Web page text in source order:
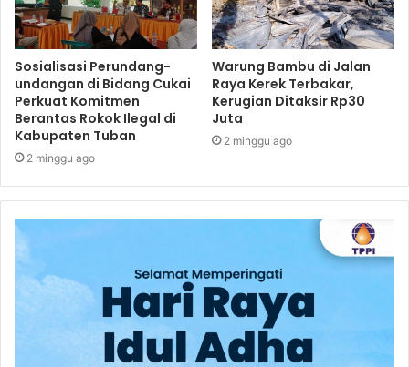
Sosialisasi Perundang-
undangan di Bidang Cukai
Perkuat Komitmen
Berantas Rokok Ilegal di
Kabupaten Tuban
2 minggu ago
Warung Bambu di Jalan
Raya Kerek Terbakar,
Kerugian Ditaksir Rp30
Juta
2 minggu ago